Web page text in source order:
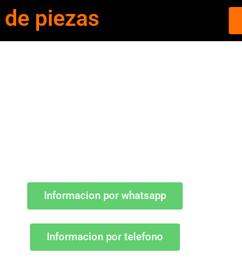
piezas
Informacion por whatsapp
Informacion por telefono